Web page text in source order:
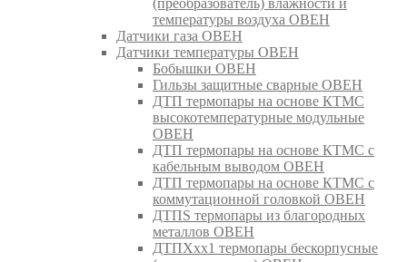
(преобразователь) влажности и
температуры воздуха ОВЕН
Датчики газа ОВЕН
Датчики температуры ОВЕН
Бобышки ОВЕН
Гильзы защитные сварные ОВЕН
ДТП термопары на основе КТМС
высокотемпературные модульные
ОВЕН
ДТП термопары на основе КТМС с
кабельным выводом ОВЕН
ДТП термопары на основе КТМС с
коммутационной головкой ОВЕН
ДТПS термопары из благородных
металлов ОВЕН
ДТПХхх1 термопары бескорпусные